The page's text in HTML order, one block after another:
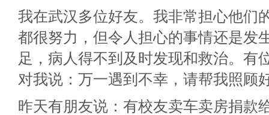
我在武汉多位好友。我非常担心他们
都很努力，但令人担心的事情还是发
足，病人得不到及时发现和救治。有
对我说：万一遇到不幸，请帮我照顾
昨天有朋友说：有校友卖车卖房捐款